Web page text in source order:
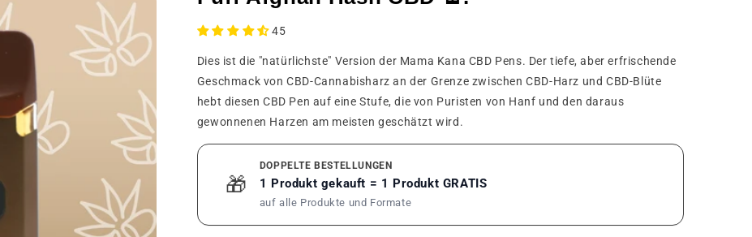
45
Dies ist die "natürlichste" Version der Mama Kana CBD Pens. Der tiefe, aber erfrischende
Geschmack von CBD-Cannabisharz an der Grenze zwischen CBD-Harz und CBD-Blüte
hebt diesen CBD Pen auf eine Stufe, die von Puristen von Hanf und den daraus
gewonnenen Harzen am meisten geschätzt wird.
🎁
DOPPELTE BESTELLUNGEN
1 Produkt gekauft = 1 Produkt GRATIS
auf alle Produkte und Formate